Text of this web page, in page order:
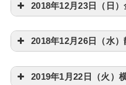
2018年12月23日（日
2018年12月26日（水
2019年1月22日（火）